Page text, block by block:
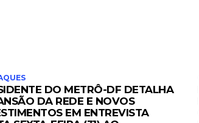
DO METRÔ-DF DETALHA
DA REDE E NOVOS
EM ENTREVISTA